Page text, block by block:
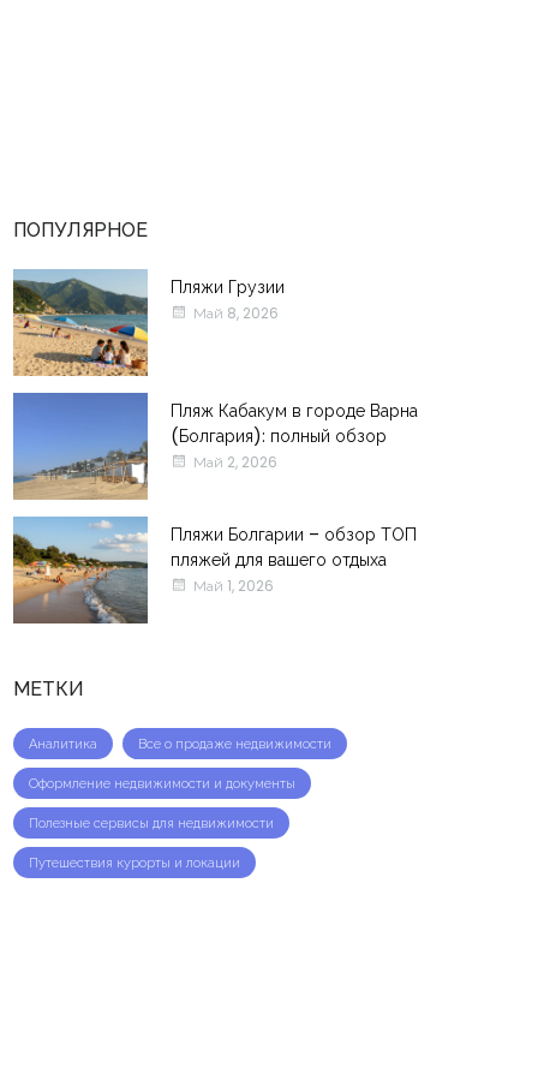
ПОПУЛЯРНОЕ
Пляжи Грузии
Май 8, 2026
Пляж Кабакум в городе Варна
(Болгария): полный обзор
Май 2, 2026
Пляжи Болгарии – обзор ТОП
пляжей для вашего отдыха
Май 1, 2026
МЕТКИ
Аналитика Все о продаже недвижимости
Оформление недвижимости и документы
Полезные сервисы для недвижимости
Путешествия курорты и локации